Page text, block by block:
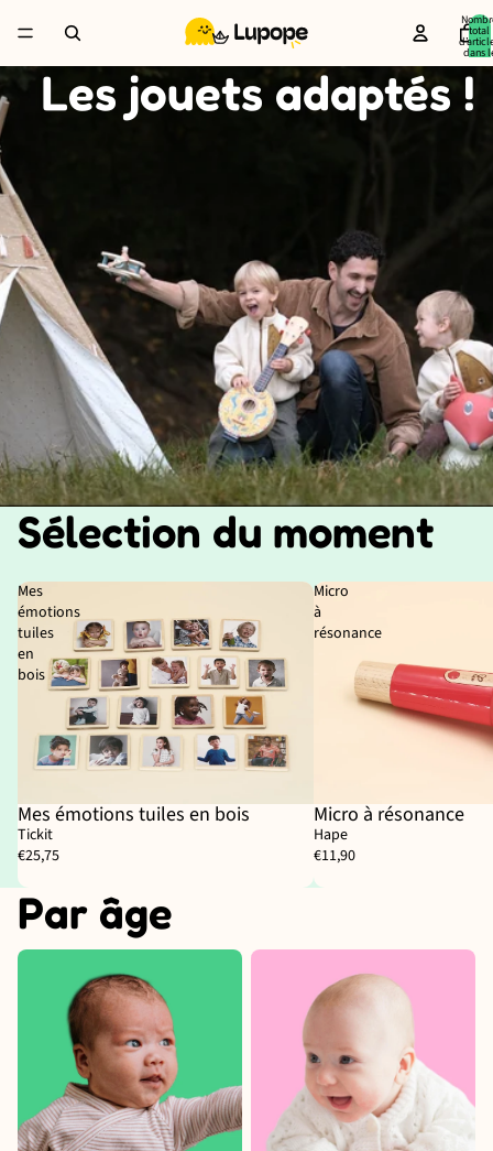
total
dans
panier:
Les jouets adaptés !
Sélection du moment
Mes
émotions
tuiles
en
bois
Mes émotions tuiles en bois
Tickit
€25,75
Micro
à
résonance
Épuisé
Micro à résonance
Hape
€11,90
Par âge
Naissance 3 mois